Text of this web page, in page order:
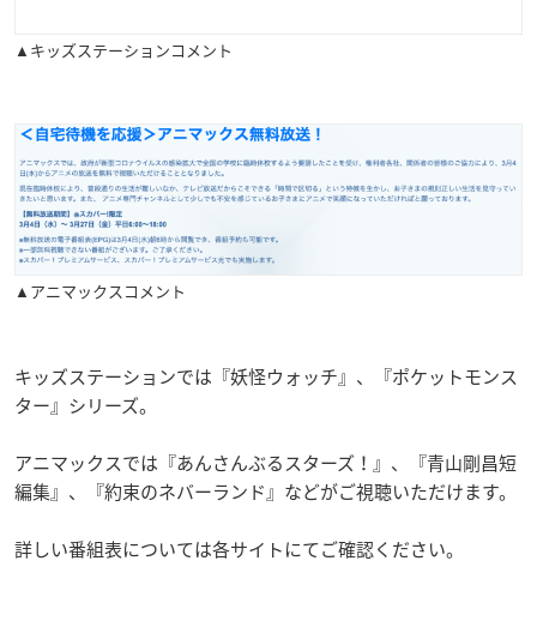
▲キッズステーションコメント
▲アニマックスコメント
キッズステーションでは『妖怪ウォッチ』、『ポケットモンス
ター』シリーズ。
アニマックスでは『あんさんぶるスターズ！』、『青山剛昌短
編集』、『約束のネバーランド』などがご視聴いただけます。
詳しい番組表については各サイトにてご確認ください。